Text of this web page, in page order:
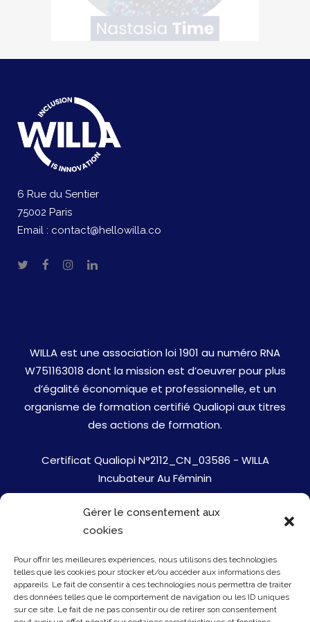
Gérer le consentement aux
cookies
Pour offrir les meilleures expériences, nous utilisons des technologies
telles que les cookies pour stocker et/ou accéder aux informations des
appareils. Le fait de consentir à ces technologies nous permettra de traiter
des données telles que le comportement de navigation ou les ID uniques
sur ce site. Le fait de ne pas consentir ou de retirer son consentement
6 Rue du Sentier
75002 Paris
Email : contact@hellowilla.co
WILLA est une association loi 1901 au numéro RNA
W751163018 dont la mission est d’oeuvrer pour plus
d’égalité économique et professionnelle, et un
organisme de formation certifié Qualiopi aux titres
des actions de formation.
Certificat Qualiopi N°2112_CN_03586 - WILLA
Incubateur Au Féminin
Jobs
Mentions Légales
Politique de cookies
Presse